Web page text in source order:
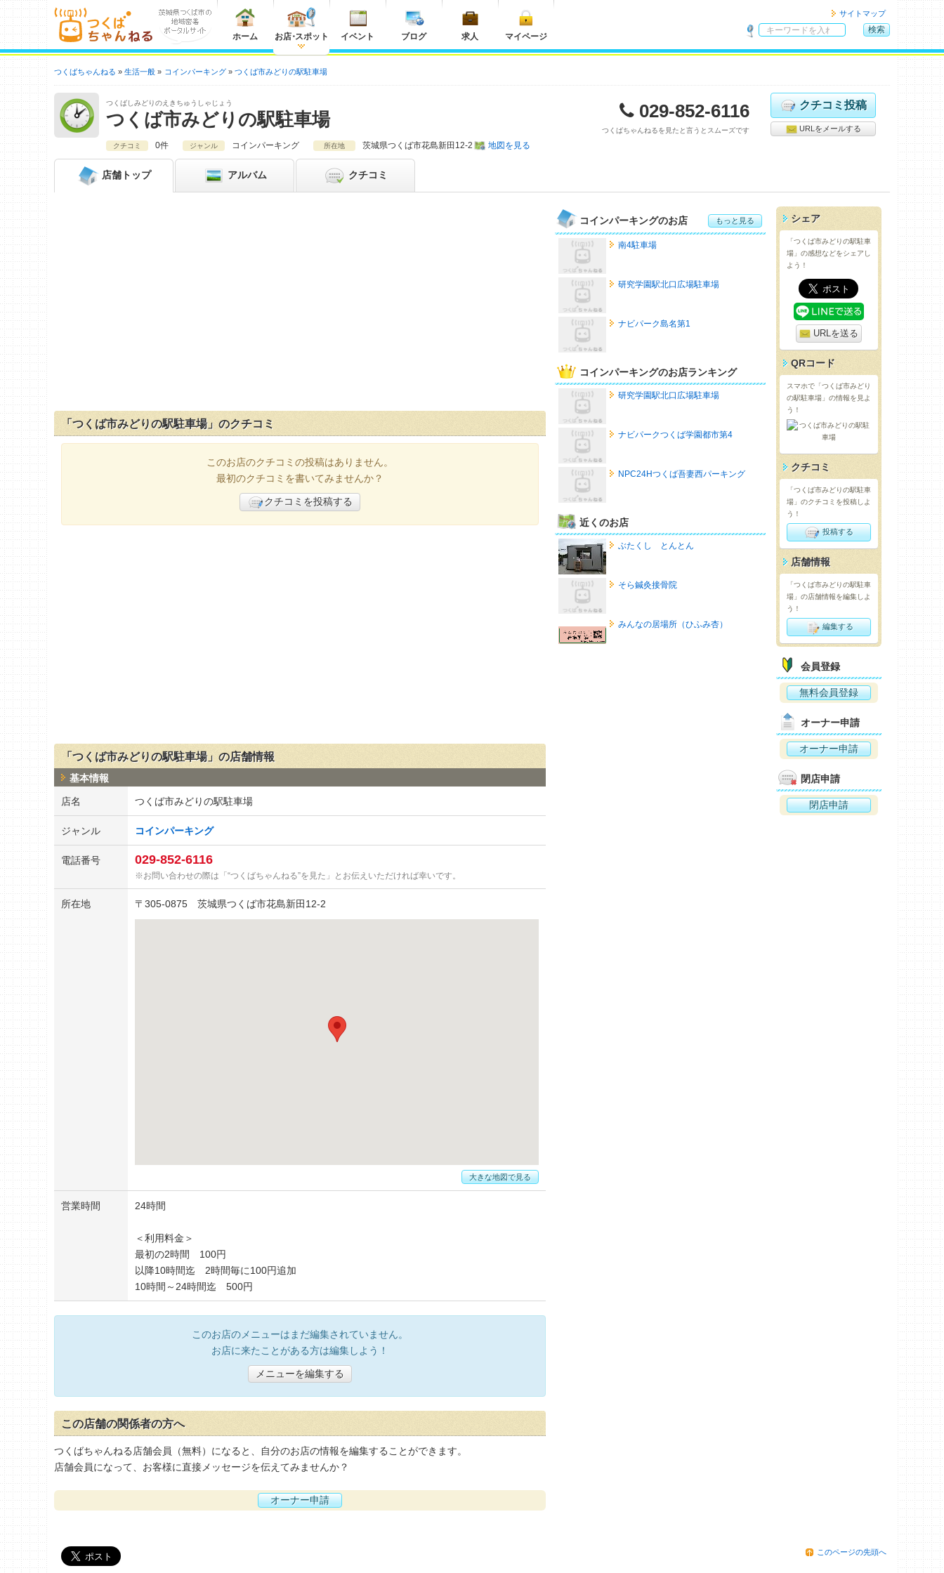
ホーム お店・スポット イベント ブログ 求人 マイページ
サイトマップ
内
索
検索
つくばちゃんねる 生活一般 コインパーキング つくば市みどりの駅駐車場
つくばしみどりのえきちゅうしゃじょう
つくば市みどりの駅駐車場 029-852-6116
つくばちゃんねるを見たと言うとスムーズです
クチコミ投稿
URLをメールする
クチコミ 0件 ジャンル コインパーキング 所在地 茨城県つくば市花島新田12-2 地図を見る
店舗 トップ アルバム クチコミ
「つくば市みどりの駅駐車場」のクチコミ
このお店のクチコミの投稿はありません。
最初のクチコミを書いてみませんか？
クチコミを投稿する
「つくば市みどりの駅駐車場」の店舗情報
基本情報
店名 つくば市みどりの駅駐車場
ジャンル コインパーキング
電話番号 029-852-6116
お問い合わせの際は「“つくばちゃんねる”を見た」とお伝えいただければ幸いです。
所在地 〒 305-0875 茨城県つくば市花島新田12-2
大きな地図で見る
営業時間 24時間
＜利用料金＞
最初の2時間 100円
以降10時間迄 2時間毎に100円追加
10時間～24時間迄 500円
このお店のメニューはまだ編集されていません。
お店に来たことがある方は編集しよう！
メニューを編集する
この店舗の関係者の方へ
つくばちゃんねる店舗会員（無料）になると、自分のお店の情報を編集することができます。
店舗会員になって、お客様に直接メッセージを伝えてみませんか？
オーナー申請
コインパーキングのお店 もっと見る
南4駐車場
研究学園駅北口広場駐車場
ナビパーク島名第1
コインパーキングのお店ランキング
研究学園駅北口広場駐車場
ナビパークつくば学園都市第4
NPC24Hつくば吾妻西パーキング
近くのお店
ぶたくし とんとん
そら鍼灸接骨院
みんなの居場所（ひふみ杏）
シェア
「つくば市みどりの駅駐車
場」の感想などをシェアし
よう！
URLを送る
QRコード
スマホで「つくば市みどり
の駅駐車場」の情報を見よ
う！
クチコミ
「つくば市みどりの駅駐車
場」のクチコミを投稿しよ
う！
投稿する
店舗情報
「つくば市みどりの駅駐車
場」の店舗情報を編集しよ
う！
編集する
会員登録
無料会員登録
オーナー申請
オーナー申請
閉店申請
閉店申請
このページの先頭へ